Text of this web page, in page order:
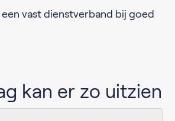
vast dienstverband bij goed
kan er zo uitzien